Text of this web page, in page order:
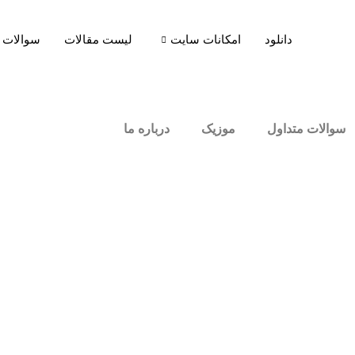
دانلود امکانات سایت لیست مقالات سوالات
سوالات متداول موزیک درباره ما